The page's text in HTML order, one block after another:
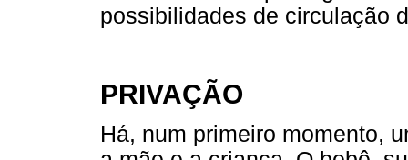
possibilidades de circulação
PRIVAÇÃO
Há, num primeiro momento,